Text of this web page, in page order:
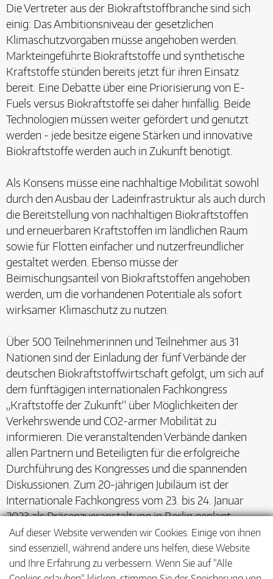
Die Vertreter aus der Biokraftstoffbranche sind sich
einig: Das Ambitionsniveau der gesetzlichen
Klimaschutzvorgaben müsse angehoben werden.
Markteingeführte Biokraftstoffe und synthetische
Kraftstoffe stünden bereits jetzt für ihren Einsatz
bereit. Eine Debatte über eine Priorisierung von E-
Fuels versus Biokraftstoffe sei daher hinfällig. Beide
Technologien müssen weiter gefördert und genutzt
werden - jede besitze eigene Stärken und innovative
Biokraftstoffe werden auch in Zukunft benötigt.
Als Konsens müsse eine nachhaltige Mobilität sowohl
durch den Ausbau der Ladeinfrastruktur als auch durch
die Bereitstellung von nachhaltigen Biokraftstoffen
und erneuerbaren Kraftstoffen im ländlichen Raum
sowie für Flotten einfacher und nutzerfreundlicher
gestaltet werden. Ebenso müsse der
Beimischungsanteil von Biokraftstoffen angehoben
werden, um die vorhandenen Potentiale als sofort
wirksamer Klimaschutz zu nutzen.
Über 500 Teilnehmerinnen und Teilnehmer aus 31
Nationen sind der Einladung der fünf Verbände der
deutschen Biokraftstoffwirtschaft gefolgt, um sich auf
dem fünftägigen internationalen Fachkongress
„Kraftstoffe der Zukunft“ über Möglichkeiten der
Verkehrswende und CO2-armer Mobilität zu
informieren. Die veranstaltenden Verbände danken
allen Partnern und Beteiligten für die erfolgreiche
Durchführung des Kongresses und die spannenden
Diskussionen. Zum 20-jährigen Jubiläum ist der
Internationale Fachkongress vom 23. bis 24. Januar
2023 als Präsenzveranstaltung in Berlin geplant.
Auf dieser Website verwenden wir Cookies. Einige von ihnen
sind essenziell, während andere uns helfen, diese Website
und Ihre Erfahrung zu verbessern. Wenn Sie auf "Alle